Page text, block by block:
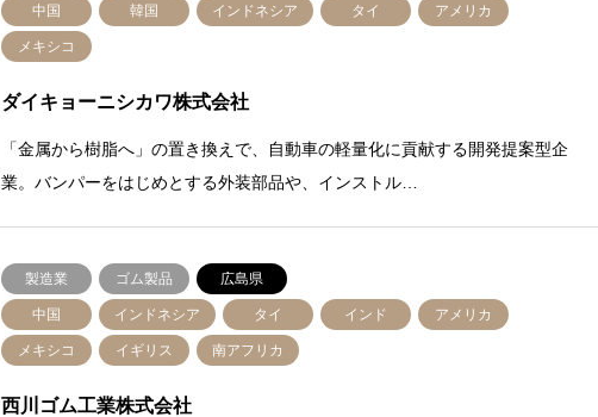
中国 韓国 インドネシア タイ アメリカ
メキシコ
ダイキョーニシカワ株式会社
「金属から樹脂へ」の置き換えで、自動車の軽量化に貢献する開発提案型企
業。バンパーをはじめとする外装部品や、インストル…
製造業 ゴム製品 広島県
中国 インドネシア タイ インド アメリカ
メキシコ イギリス 南アフリカ
西川ゴム工業株式会社